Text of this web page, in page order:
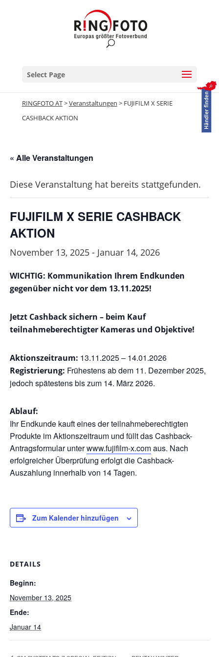
Select Page
RINGFOTO AT>Veranstaltungen > FUJIFILM X SERIE
CASHBACK AKTION
« Alle Veranstaltungen
Diese Veranstaltung hat bereits stattgefunden.
FUJIFILM X SERIE CASHBACK
AKTION
November 13, 2025 - Januar 14, 2026
WICHTIG: Kommunikation Ihrem Endkunden
gegenüber nicht vor dem 13.11.2025!
Jetzt Cashback sichern – beim Kauf
teilnahmeberechtigter Kameras und Objektive!
Aktionszeitraum: 13.11.2025 – 14.01.2026
Registrierung: Frühestens ab dem 11. Dezember 2025,
jedoch spätestens bis zum 14. März 2026.
Ablauf:
Ihr Endkunde kauft eines der teilnahmeberechtigten
Produkte im Aktionszeitraum und füllt das Cashback-
Antragsformular unterwww.fujifilm-x.comaus. Nach
erfolgreicher Überprüfung erfolgt die Cashback-
Auszahlung innerhalb von 14 Tagen.
Zum Kalender hinzufügen
DETAILS
Beginn:
November 13, 2025
Ende:
Januar 14